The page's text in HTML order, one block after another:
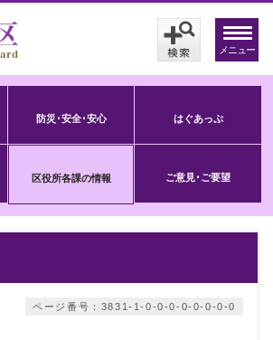
メニュー
防災･安全･安心 はぐあっぷ
区役所各課の情報 ご意見･ご要望
ページ番号：3831-1-0-0-0-0-0-0-0-0